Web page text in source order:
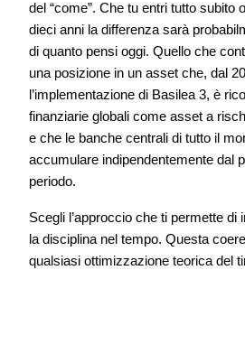
del “come”. Che tu entri tutto subito
dieci anni la differenza sarà
di quanto pensi oggi. Quello che
una posizione in un asset che, dal
l’implementazione di Basilea 3, è
finanziarie globali come asset a
e che le banche centrali di tutto il
accumulare indipendentemente dal
periodo.
Scegli l’approccio che ti permette di
la disciplina nel tempo. Questa
qualsiasi ottimizzazione teorica del